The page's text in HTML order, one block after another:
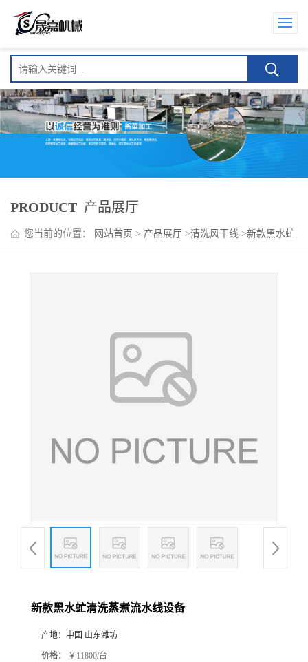
PRODUCT 产品展厅
您当前的位置： 网站首页 > 产品展厅 >清洗风干线 >新款黑水虻
新款黑水虻清洗蒸煮流水线设备
产地： 中国 山东潍坊
价格： ￥11800/台